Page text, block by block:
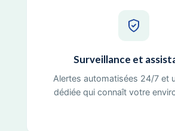
Surveillance et
Alertes automatisées 24/7 et
dédiée qui connaît votre